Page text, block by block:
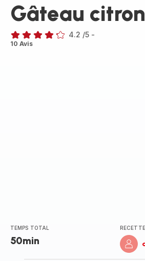
Gâteau citron
ratings.4.2
4.2 /5 -
10 Avis
TEMPS TOTAL
50min